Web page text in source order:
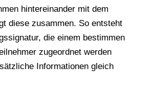
hintereinander mit dem
diese zusammen. So entsteht
die einem bestimmen
zugeordnet werden
Informationen gleich